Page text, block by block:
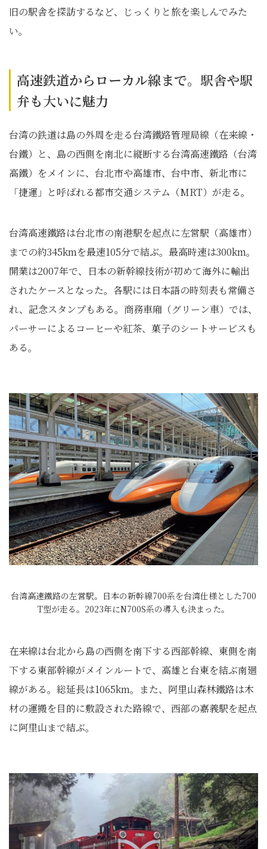
旧の駅舎を探訪するなど、じっくりと旅を楽しんでみた
い。
高速鉄道からローカル線まで。駅舎や駅
弁も大いに魅力
台湾の鉄道は島の外周を走る台湾鐵路管理局線（在来線・
台鐵）と、島の西側を南北に縦断する台湾高速鐵路（台湾
高鐵）をメインに、台北市や高雄市、台中市、新北市に
「捷運」と呼ばれる都市交通システム（MRT）が走る。
台湾高速鐵路は台北市の南港駅を起点に左営駅（高雄市）
までの約345kmを最速105分で結ぶ。最高時速は300km。
開業は2007年で、日本の新幹線技術が初めて海外に輸出
されたケースとなった。各駅には日本語の時刻表も常備さ
れ、記念スタンプもある。商務車廂（グリーン車）では、
パーサーによるコーヒーや紅茶、菓子のシートサービスも
ある。
台湾高速鐵路の左営駅。日本の新幹線700系を台湾仕様とした700
T型が走る。2023年にN700S系の導入も決まった。
在来線は台北から島の西側を南下する西部幹線、東側を南
下する東部幹線がメインルートで、高雄と台東を結ぶ南廻
線がある。総延長は1065km。また、阿里山森林鐵路は木
材の運搬を目的に敷設された路線で、西部の嘉義駅を起点
に阿里山まで結ぶ。